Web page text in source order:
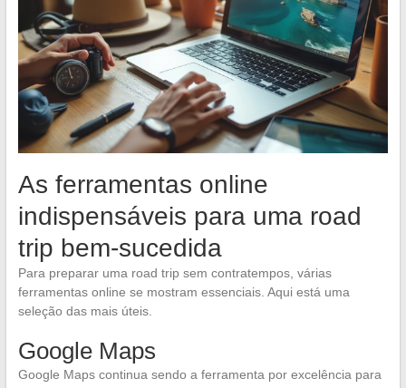
As ferramentas online
indispensáveis para uma road
trip bem-sucedida
Para preparar uma road trip sem contratempos, várias
ferramentas online se mostram essenciais. Aqui está uma
seleção das mais úteis.
Google Maps
Google Maps continua sendo a ferramenta por excelência para